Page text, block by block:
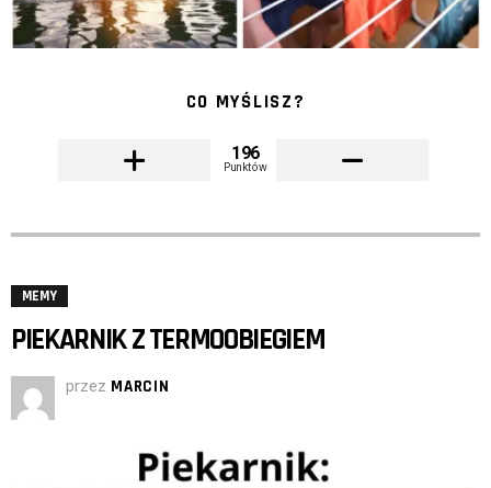
CO MYŚLISZ?
196
Punktów
MEMY
PIEKARNIK Z TERMOOBIEGIEM
przez MARCIN